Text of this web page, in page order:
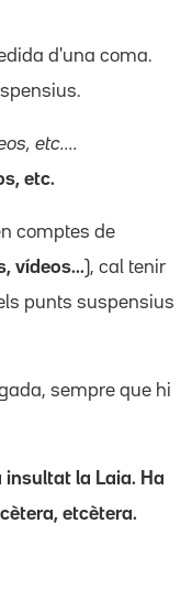
d'una coma.
etc....
etc.
comptes de
vídeos...), cal tenir
punts suspensius
sempre que hi
la Laia. Ha
etcètera.